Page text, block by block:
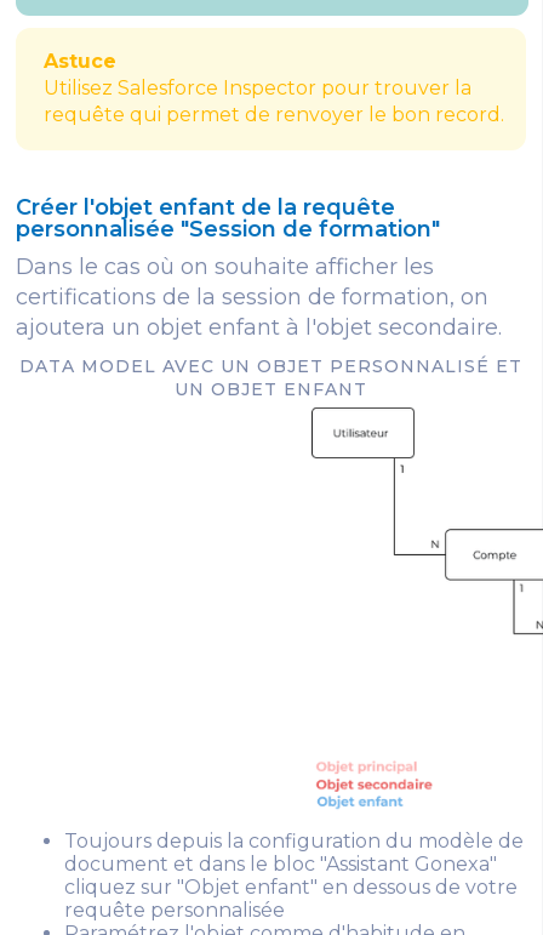
Astuce
Utilisez Salesforce Inspector pour trouver la
requête qui permet de renvoyer le bon record.
Créer l'objet enfant de la requête
personnalisée "Session de formation"
Dans le cas où on souhaite afficher les
certifications de la session de formation, on
ajoutera un objet enfant à l'objet secondaire.
DATA MODEL AVEC UN OBJET PERSONNALISÉ ET
UN OBJET ENFANT
Toujours depuis la configuration du modèle de
document et dans le bloc "Assistant Gonexa"
cliquez sur "Objet enfant" en dessous de votre
requête personnalisée